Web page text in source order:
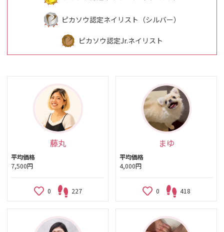
ピカソウ認定ネイリスト（シルバー）
ピカソウ認定Jr.ネイリスト
藤丸
平均価格
7,500円
0 227
まゆ
平均価格
4,000円
0 418